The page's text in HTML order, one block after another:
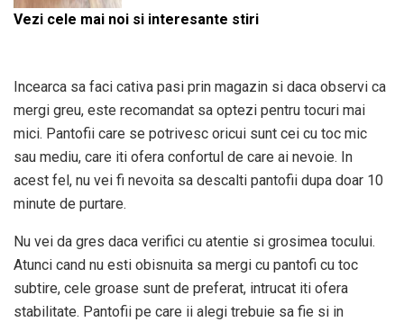
Vezi cele mai noi si interesante stiri
Incearca sa faci cativa pasi prin magazin si daca observi ca
mergi greu, este recomandat sa optezi pentru tocuri mai
mici. Pantofii care se potrivesc oricui sunt cei cu toc mic
sau mediu, care iti ofera confortul de care ai nevoie. In
acest fel, nu vei fi nevoita sa descalti pantofii dupa doar 10
minute de purtare.
Nu vei da gres daca verifici cu atentie si grosimea tocului.
Atunci cand nu esti obisnuita sa mergi cu pantofi cu toc
subtire, cele groase sunt de preferat, intrucat iti ofera
stabilitate. Pantofii pe care ii alegi trebuie sa fie si in